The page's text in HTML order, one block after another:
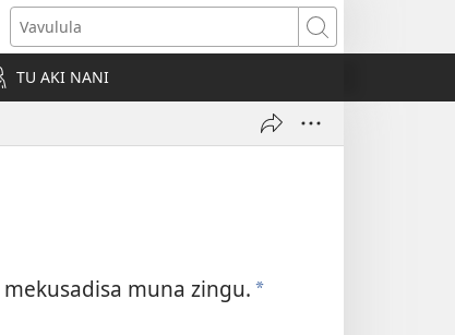
Vavulula
TU AKI NANI
muna zingu. a